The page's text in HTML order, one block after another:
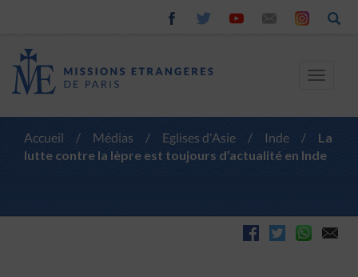
Toggle
Accueil / Médias / Eglises d'Asie / Inde /
La
lutte contre la lèpre est toujours d’actualité en Inde